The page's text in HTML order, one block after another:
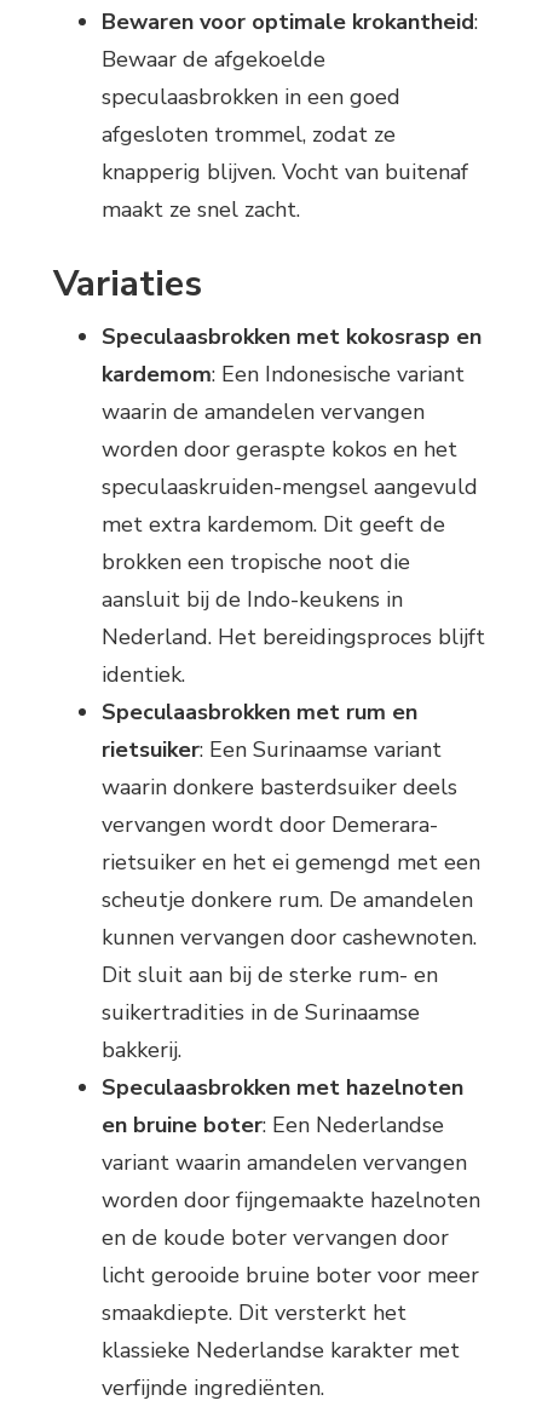
Bewaren voor optimale krokantheid:
Bewaar de afgekoelde
speculaasbrokken in een goed
afgesloten trommel, zodat ze
knapperig blijven. Vocht van buitenaf
maakt ze snel zacht.
Variaties
Speculaasbrokken met kokosrasp en
kardemom: Een Indonesische variant
waarin de amandelen vervangen
worden door geraspte kokos en het
speculaaskruiden-mengsel aangevuld
met extra kardemom. Dit geeft de
brokken een tropische noot die
aansluit bij de Indo-keukens in
Nederland. Het bereidingsproces blijft
identiek.
Speculaasbrokken met rum en
rietsuiker: Een Surinaamse variant
waarin donkere basterdsuiker deels
vervangen wordt door Demerara-
rietsuiker en het ei gemengd met een
scheutje donkere rum. De amandelen
kunnen vervangen door cashewnoten.
Dit sluit aan bij de sterke rum- en
suikertradities in de Surinaamse
bakkerij.
Speculaasbrokken met hazelnoten
en bruine boter: Een Nederlandse
variant waarin amandelen vervangen
worden door fijngemaakte hazelnoten
en de koude boter vervangen door
licht gerooide bruine boter voor meer
smaakdiepte. Dit versterkt het
klassieke Nederlandse karakter met
verfijnde ingrediënten.